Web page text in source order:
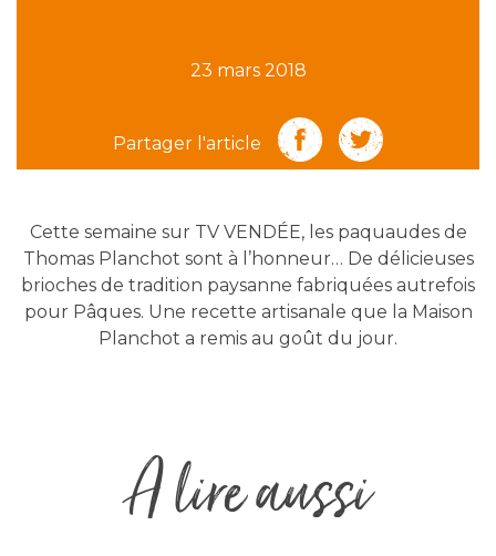
23 mars 2018
Partager l'article
Cette semaine sur TV VENDÉE, les paquaudes de
Thomas Planchot sont à l’honneur… De délicieuses
brioches de tradition paysanne fabriquées autrefois
pour Pâques. Une recette artisanale que la Maison
Planchot a remis au goût du jour.
A lire aussi